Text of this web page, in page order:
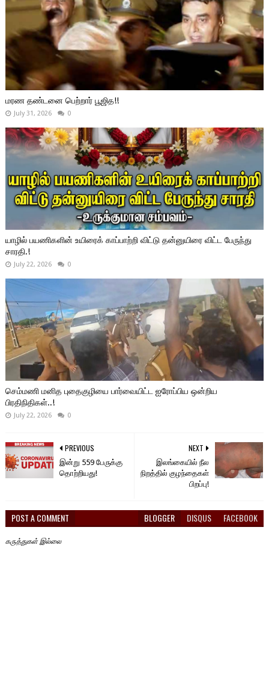
மரண தண்டனை பெற்றார் பூஜித!!
July 31, 2026 0
யாழில் பயணிகளின் உயிரைக் காப்பாற்றி விட்டு தன்னுயிரை விட்ட பேருந்து
சாரதி.!
July 22, 2026 0
செம்மணி மனித புதைகுழியை பார்வையிட்ட ஐரோப்பிய ஒன்றிய
பிரதிநிதிகள்..!
July 22, 2026 0
NEXT
இலங்கையில் நீல
நிறத்தில் குழந்தைகள்
பிறப்பு!
PREVIOUS
இன்று 559 பேருக்கு
தொற்றியது!
POST A COMMENT BLOGGER DISQUS FACEBOOK
கருத்துகள் இல்லை